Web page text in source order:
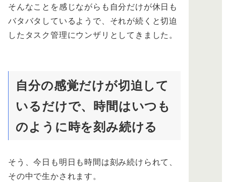
そんなことを感じながらも自分だけが休日も
バタバタしているようで、それが続くと切迫
したタスク管理にウンザリとしてきました。
自分の感覚だけが切迫して
いるだけで、時間はいつも
のように時を刻み続ける
そう、今日も明日も時間は刻み続けられて、
その中で生かされます。